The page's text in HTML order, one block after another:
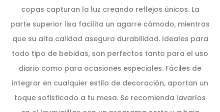
copas capturan la luz creando reflejos únicos. La
parte superior lisa facilita un agarre cómodo, mientras
que su alta calidad asegura durabilidad. Ideales para
todo tipo de bebidas, son perfectos tanto para el uso
diario como para ocasiones especiales. Fáciles de
integrar en cualquier estilo de decoración, aportan un
toque sofisticado a tu mesa. Se recomienda lavarlos